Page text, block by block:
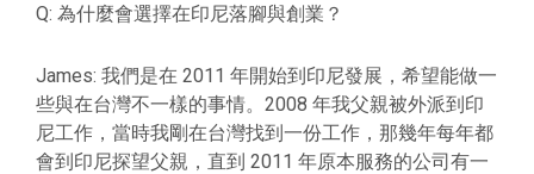
Q: 為什麼會選擇在印尼落腳與創業？
James: 我們是在 2011 年開始到印尼發展，希望能做一
些與在台灣不一樣的事情。2008 年我父親被外派到印
尼工作，當時我剛在台灣找到一份工作，那幾年每年都
會到印尼探望父親，直到 2011 年原本服務的公司有一